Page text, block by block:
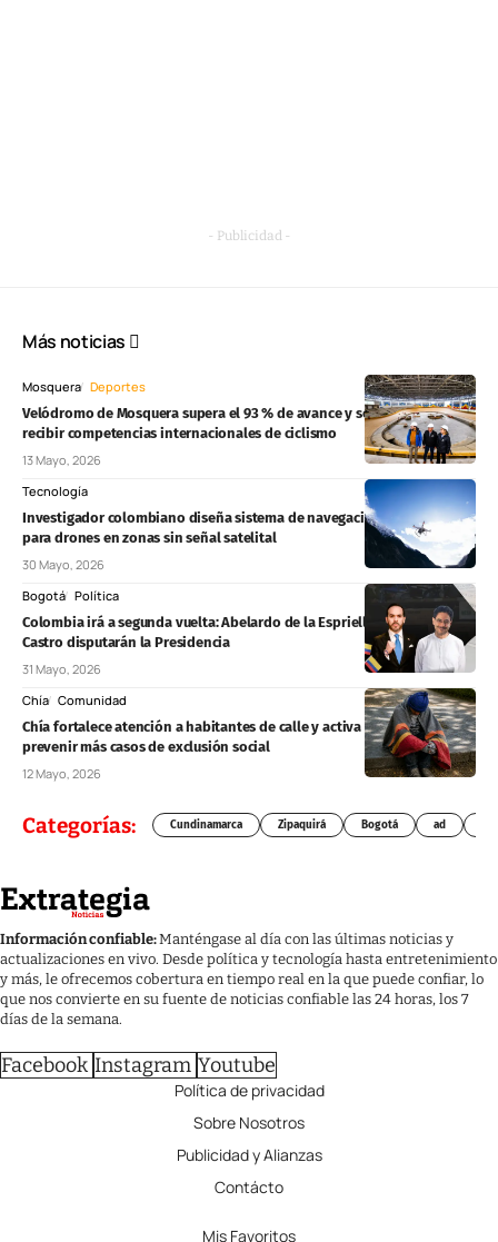
- Publicidad -
Más noticias
Mosquera Deportes
Velódromo de Mosquera supera el 93 % de avance y se prepara para
recibir competencias internacionales de ciclismo
13 Mayo, 2026
Tecnología
Investigador colombiano diseña sistema de navegación autónoma
para drones en zonas sin señal satelital
30 Mayo, 2026
Bogotá Política
Colombia irá a segunda vuelta: Abelardo de la Espriella e Iván Cepeda
Castro disputarán la Presidencia
31 Mayo, 2026
Chía Comunidad
Chía fortalece atención a habitantes de calle y activa rutas para
prevenir más casos de exclusión social
12 Mayo, 2026
Categorías: Cundinamarca Zipaquirá Bogotá ad
Información confiable:Manténgase al día con las últimas noticias y
actualizaciones en vivo. Desde política y tecnología hasta entretenimiento
y más, le ofrecemos cobertura en tiempo real en la que puede confiar, lo
que nos convierte en su fuente de noticias confiable las 24 horas, los 7
días de la semana.
Facebook Instagram Youtube
Política de privacidad
Sobre Nosotros
Publicidad y Alianzas
Contácto
Mis Favoritos